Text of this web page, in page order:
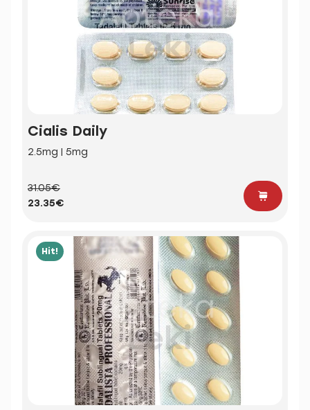
Cialis Daily
2.5mg | 5mg
31.05€
23.35€
Hit!